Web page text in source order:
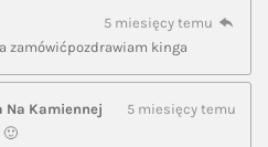
5 miesięcy temu
zamówićpozdrawiam kinga
Na Kamiennej
5 miesięcy temu
🙂